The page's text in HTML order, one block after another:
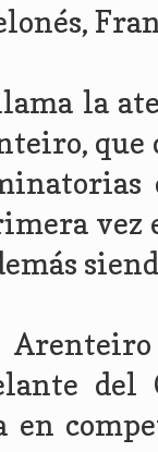
la
que
en